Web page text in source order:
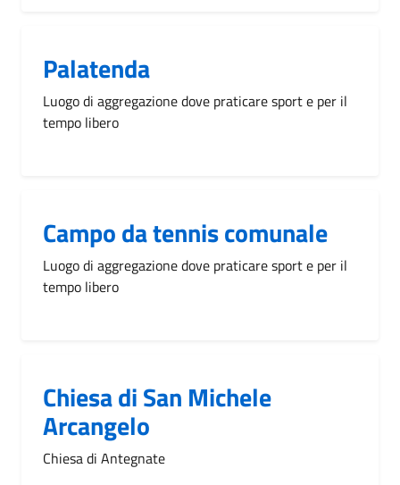
Palatenda
Luogo di aggregazione dove praticare sport e per il
tempo libero
Campo da tennis comunale
Luogo di aggregazione dove praticare sport e per il
tempo libero
Chiesa di San Michele
Arcangelo
Chiesa di Antegnate